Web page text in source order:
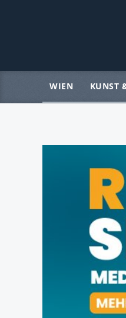
WIEN KUNST